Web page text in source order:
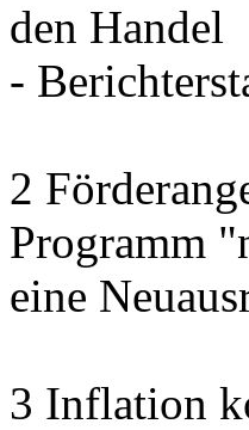
den Handel
-
2
Programm
eine
3 Inflation